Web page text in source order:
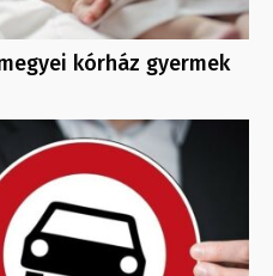
kórház gyermek